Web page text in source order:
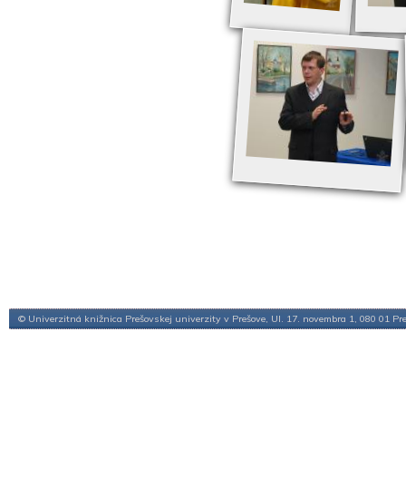
© Univerzitná knižnica Prešovskej univerzity v Prešove, Ul. 17. novembra 1, 080 01